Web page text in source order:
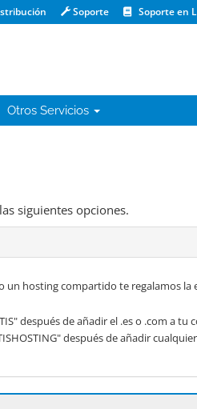
Soporte Soporte en
Otros Servicios
siguientes opciones.
hosting compartido te regalamos la
después de añadir el .es o .com a tu
después de añadir